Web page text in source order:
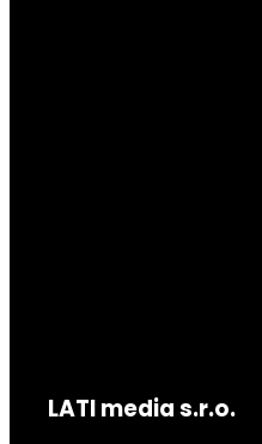
LATI media s.r.o.